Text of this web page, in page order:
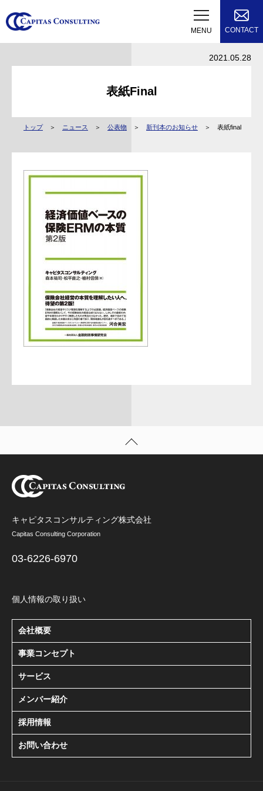
MENU CONTACT
2021.05.28
表紙final
トップ ニュース 公表物 新刊本のお知らせ 表紙final
キャピタスコンサルティング株式会社
Capitas Consulting Corporation
03-6226-6970
個人情報の取り扱い
会社概要
事業コンセプト
サービス
メンバー紹介
採用情報
お問い合わせ